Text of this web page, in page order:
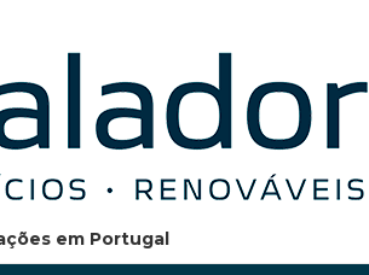
em Portugal